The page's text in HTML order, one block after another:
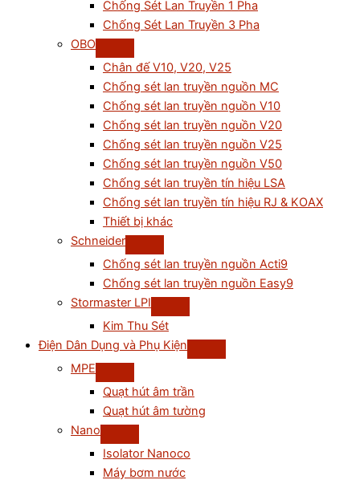
Chống Sét Lan Truyền 1 Pha
Chống Sét Lan Truyền 3 Pha
OBO
Chân đế V10, V20, V25
Chống sét lan truyền nguồn MC
Chống sét lan truyền nguồn V10
Chống sét lan truyền nguồn V20
Chống sét lan truyền nguồn V25
Chống sét lan truyền nguồn V50
Chống sét lan truyền tín hiệu LSA
Chống sét lan truyền tín hiệu RJ & KOAX
Thiết bị khác
Schneider
Chống sét lan truyền nguồn Acti9
Chống sét lan truyền nguồn Easy9
Stormaster LPI
Kim Thu Sét
Điện Dân Dụng và Phụ Kiện
MPE
Quạt hút âm trần
Quạt hút âm tường
Nano
Isolator Nanoco
Máy bơm nước